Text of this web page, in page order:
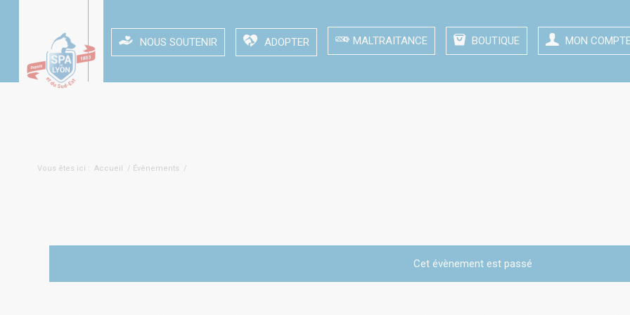
NOUS SOUTENIR ADOPTER MALTRAITANCE BOUTIQUE MON
Vous êtes ici : Accueil / Évènements /
Cet évènement est passé